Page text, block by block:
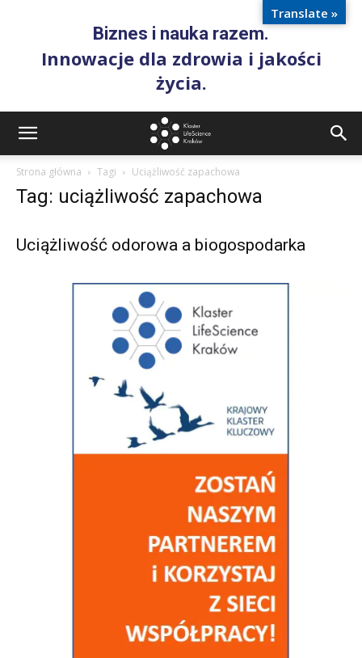
Biznes i nauka razem.
Innowacje dla zdrowia i jakości
życia.
Strona główna Tagi Uciążliwość zapachowa
Tag: uciążliwość zapachowa
Uciążliwość odorowa a biogospodarka
Translate »